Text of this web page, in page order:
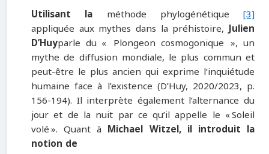
Utilisant la méthode phylogénétique [3]
appliquée aux mythes dans la préhistoire,Julien
D’Huyparle du « Plongeon cosmogonique », un
mythe de diffusion mondiale, le plus commun et
peut-être le plus ancien qui exprime l’inquiétude
humaine face à l’existence (D’Huy, 2020/2023, p.
156-194). Il interprète également l’alternance du
jour et de la nuit par ce qu’il appelle le « Soleil
volé ». Quant à Michael Witzel, il introduit la
notion de